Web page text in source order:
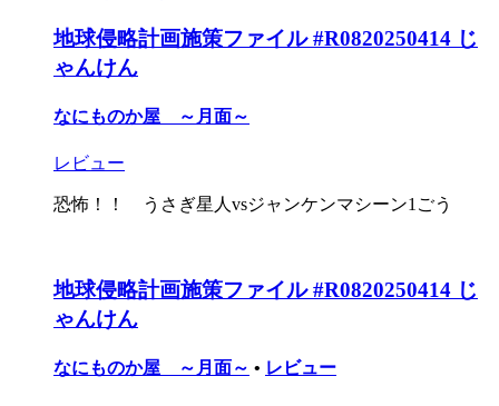
地球侵略計画施策ファイル #R0820250414 じ
ゃんけん
なにものか屋 ～月面～
レビュー
恐怖！！ うさぎ星人vsジャンケンマシーン1ごう
地球侵略計画施策ファイル #R0820250414 じ
ゃんけん
なにものか屋 ～月面～ • レビュー